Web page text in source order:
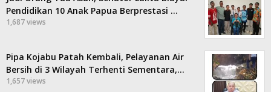
Pendidikan 10 Anak Papua Berprestasi …
1,687 views
Pipa Kojabu Patah Kembali, Pelayanan Air
Bersih di 3 Wilayah Terhenti Sementara,…
1,657 views